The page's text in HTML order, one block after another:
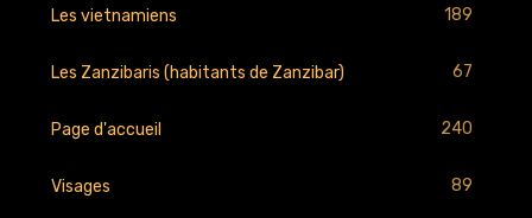
Les vietnamiens 189
Les Zanzibaris (habitants de Zanzibar) 67
Page d'accueil 240
Visages 89